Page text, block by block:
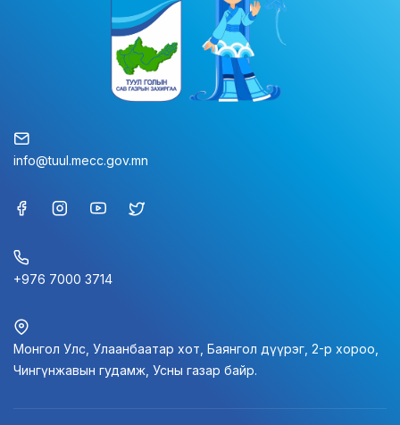
info@tuul.mecc.gov.mn
+976 7000 3714
Монгол Улс, Улаанбаатар хот, Баянгол дүүрэг, 2-р хороо,
Чингүнжавын гудамж, Усны газар байр.